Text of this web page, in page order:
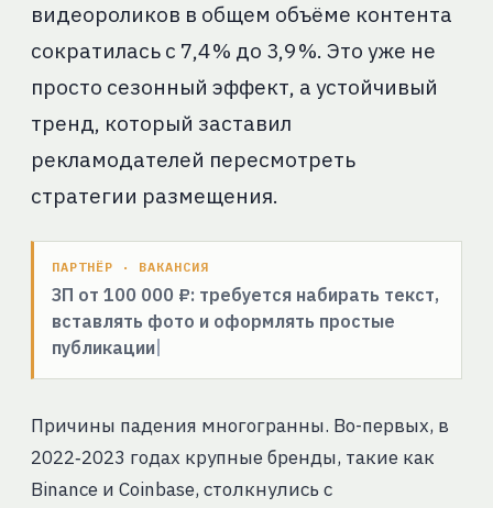
видеороликов в общем объёме контента
сократилась с 7,4 % до 3,9 %. Это уже не
просто сезонный эффект, а устойчивый
тренд, который заставил
рекламодателей пересмотреть
стратегии размещения.
ПАРТНЁР · ВАКАНСИЯ
ЗП от 100 000 ₽: требуется набирать текст,
вставлять фото и оформлять простые
публикации
Причины падения многогранны. Во-первых, в
2022‑2023 годах крупные бренды, такие как
Binance и Coinbase, столкнулись с